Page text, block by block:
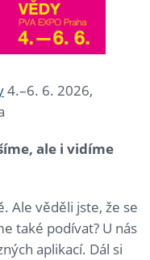
4.–6. 6. 2026,
ale i vidíme
Ale věděli jste, že se
také podívat? U nás
aplikací. Dál si